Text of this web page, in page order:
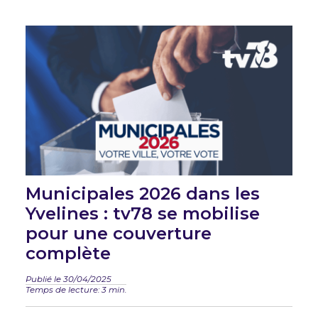
Municipales 2026 dans les
Yvelines : tv78 se mobilise
pour une couverture
complète
Publié le 30/04/2025
Temps de lecture: 3 min.